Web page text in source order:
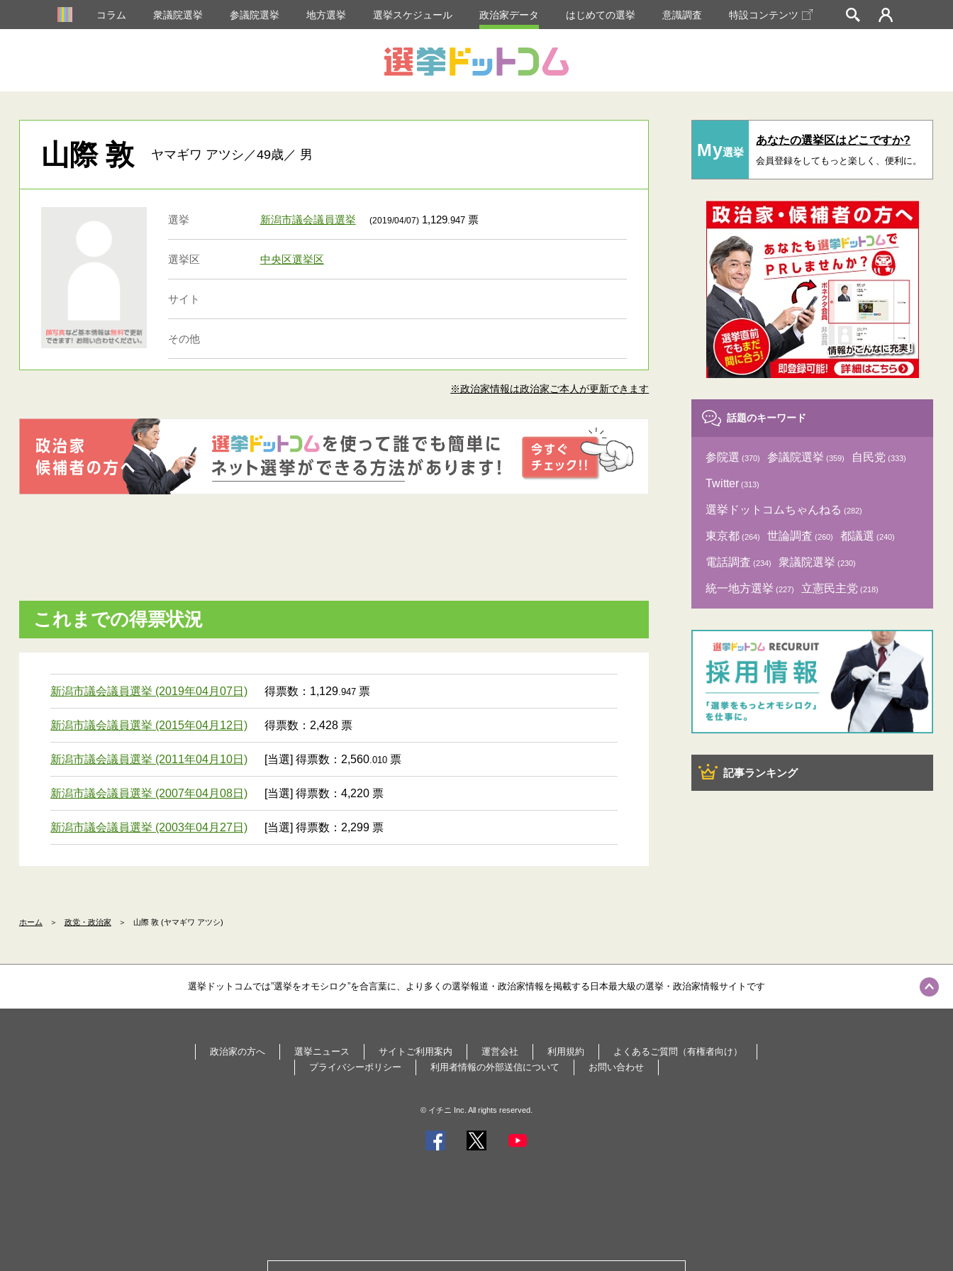
コラム 衆議院選挙 参議院選挙 地方選挙 選挙スケジュール 政治家データ はじめての選挙 意識調査 特設コンテンツ
山際 敦 ヤマギワ アツシ／49歳／ 男
選挙 新潟市議会議員選挙 (2019/04/07)1,129.947票
選挙区 中央区選挙区
サイト
その他
※政治家情報は政治家ご本人が更新できます
これまでの得票状況
新潟市議会議員選挙 (2019年04月07日) 得票数：1,129.947 票
新潟市議会議員選挙 (2015年04月12日) 得票数：2,428 票
新潟市議会議員選挙 (2011年04月10日) [当選] 得票数：2,560.010 票
新潟市議会議員選挙 (2007年04月08日) [当選] 得票数：4,220 票
新潟市議会議員選挙 (2003年04月27日) [当選] 得票数：2,299 票
My選挙
あなたの選挙区はどこですか?
会員登録をしてもっと楽しく、便利に。
話題のキーワード
参院選 (370) 参議院選挙 (359) 自民党 (333)
Twitter (313)
選挙ドットコムちゃんねる (282)
東京都 (264) 世論調査 (260) 都議選 (240)
電話調査 (234) 衆議院選挙 (230)
統一地方選挙 (227) 立憲民主党 (218)
記事ランキング
ホーム ＞ 政党・政治家 ＞ 山際 敦 (ヤマギワ アツシ)
選挙ドットコムでは”選挙をオモシロク”を合言葉に、より多くの選挙報道・政治家情報を掲載する日本最大級の選挙・政治家情報サイトです
政治家の方へ 選挙ニュース サイトご利用案内 運営会社 利用規約
よくあるご質問（有権者向け）
プライバシーポリシー
利用者情報の外部送信について お問い合わせ
© イチニ Inc. All rights reserved.